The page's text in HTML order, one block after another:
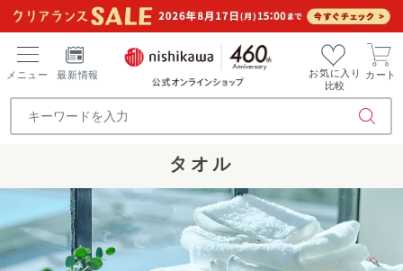
メニュー 最新情報
お気に入り
比較
カート
タオル